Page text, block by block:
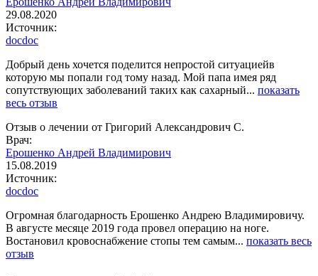
29.08.2020
Источник:
docdoc
Добрый день хочется поделится непростой ситуациейв
которую мы попали год тому назад. Мой папа имея ряд
сопутствующих заболеваний таких как сахарный... показать
весь отзыв
Отзыв о лечении от Григорий Александрович С.
Врач:
Ерошенко Андрей Владимирович
15.08.2019
Источник:
docdoc
Огромная благодарность Ерошенко Андрею Владимировичу.
В августе месяце 2019 года провел операцию на ноге.
Востановил кровоснабжение стопы тем самым... показать весь
отзыв